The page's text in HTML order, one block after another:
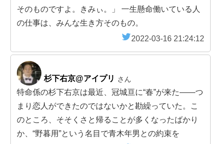
そのものですよ。きみぃ。」 一生懸命働いている人
の仕事は、みんな生き方そのもの。
2022-03-16 21:24:12
杉下右京@アイプリ さん
特命係の杉下右京は最近、冠城亘に“春”が来た――つ
まり恋人ができたのではないかと勘繰っていた。こ
のところ、そそくさと帰ることが多くなったばかり
か、“野暮用”という名目で青木年男との約束を